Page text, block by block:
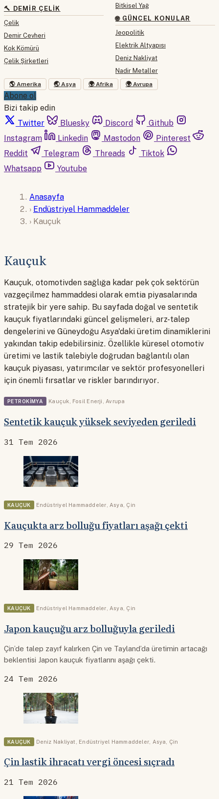
🔨 DEMIR ÇELIK
Çelik
Demir Cevheri
Kok Kömürü
Çelik Şirketleri
Bitkisel Yağ
🌐 GÜNCEL KONULAR
Jeopolitik
Elektrik Altyapısı
Deniz Nakliyat
Nadir Metaller
🌎 Amerika 🌏 Asya 🌍 Afrika 🌍 Avrupa
Abone ol
Bizi takip edin
Twitter
Bluesky Discord
Github
Instagram
Linkedin Mastodon
Pinterest
Reddit
Telegram Threads
Tiktok
Whatsapp
Youtube
Anasayfa
› Endüstriyel Hammaddeler
› Kauçuk
Kauçuk
Kauçuk, otomotivden sağlığa kadar pek çok sektörün
vazgeçilmez hammaddesi olarak emtia piyasalarında
stratejik bir yere sahip. Bu sayfada doğal ve sentetik
kauçuk fiyatlarındaki güncel gelişmeleri, arz-talep
dengelerini ve Güneydoğu Asya'daki üretim dinamiklerini
yakından takip edebilirsiniz. Özellikle küresel otomotiv
üretimi ve lastik talebiyle doğrudan bağlantılı olan
kauçuk piyasası, yatırımcılar ve sektör profesyonelleri
için önemli fırsatlar ve riskler barındırıyor.
PETROKIMYA Kauçuk, Fosil Enerji ,Avrupa
Sentetik kauçuk yüksek seviyeden geriledi
31 Tem 2026
KAUÇUK Endüstriyel Hammaddeler Asya Çin
Kauçukta arz bolluğu fiyatları aşağı çekti
29 Tem 2026
KAUÇUK Endüstriyel Hammaddeler Asya Çin
Japon kauçuğu arz bolluğuyla geriledi
Çin’de talep zayıf kalırken Çin ve Tayland’da üretimin artacağı
beklentisi Japon kauçuk fiyatlarını aşağı çekti.
24 Tem 2026
KAUÇUK Deniz Nakliyat Endüstriyel Hammaddeler Asya Çin
Çin lastik ihracatı vergi öncesi sıçradı
21 Tem 2026